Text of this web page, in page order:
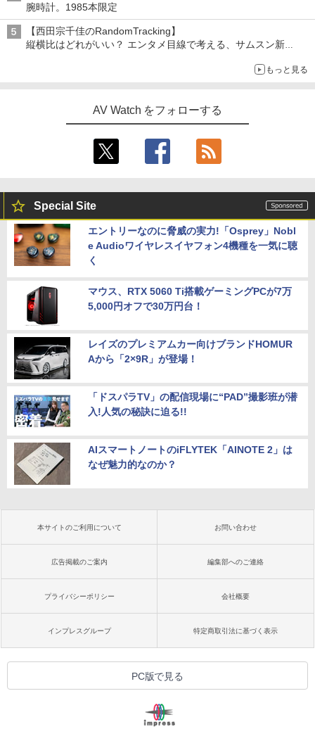
腕時計。1985本限定
【西田宗千佳のRandomTracking】
縦横比はどれがいい？ エンタメ目線で考える、サムスン新
もっと見る
AV Watch をフォローする
Special Site
エントリーなのに脅威の実力!「Osprey」Nobl
e Audioワイヤレスイヤフォン4機種を一気に聴
く
マウス、RTX 5060 Ti搭載ゲーミングPCが7万
5,000円オフで30万円台！
レイズのプレミアムカー向けブランドHOMUR
Aから「2×9R」が登場！
「ドスパラTV」の配信現場に“PAD”撮影班が潜
入!人気の秘訣に迫る!!
AIスマートノートのiFLYTEK「AINOTE 2」は
なぜ魅力的なのか？
本サイトのご利用について お問い合わせ
広告掲載のご案内 編集部へのご連絡
プライバシーポリシー 会社概要
インプレスグループ 特定商取引法に基づく表示
PC版で見る